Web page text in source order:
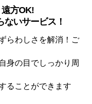
方OK!
いサービス！
らわしさを解消！ご
身の目でしっかり周
ることができます